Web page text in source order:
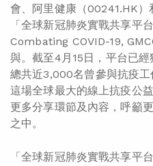
會、阿里健康（00241.HK
「全球新冠肺炎實戰共享
Combating COVID-19,
與。截至4月15日，平台已經
總共近3,000名曾參與抗疫
這場全球最大的線上抗疫公
更多分享環節及內容，呼籲
之中。
「全球新冠肺炎實戰共享平